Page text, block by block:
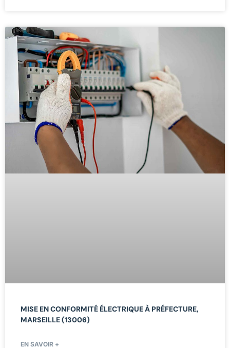
MISE EN CONFORMITÉ ÉLECTRIQUE À PRÉFECTURE,
MARSEILLE (13006)
EN SAVOIR +